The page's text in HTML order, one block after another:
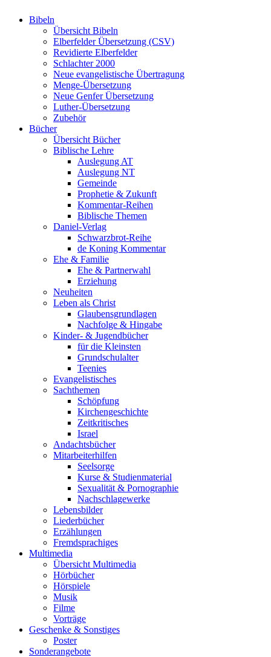
Bibeln
Übersicht Bibeln
Elberfelder Übersetzung (CSV)
Revidierte Elberfelder
Schlachter 2000
Neue evangelistische Übertragung
Menge-Übersetzung
Neue Genfer Übersetzung
Luther-Übersetzung
Zubehör
Bücher
Übersicht Bücher
Biblische Lehre
Auslegung AT
Auslegung NT
Gemeinde
Prophetie & Zukunft
Kommentar-Reihen
Biblische Themen
Daniel-Verlag
Schwarzbrot-Reihe
de Koning Kommentar
Ehe & Familie
Ehe & Partnerwahl
Erziehung
Neuheiten
Leben als Christ
Glaubensgrundlagen
Nachfolge & Hingabe
Kinder- & Jugendbücher
für die Kleinsten
Grundschulalter
Teenies
Evangelistisches
Sachthemen
Schöpfung
Kirchengeschichte
Zeitkritisches
Israel
Andachtsbücher
Mitarbeiterhilfen
Seelsorge
Kurse & Studienmaterial
Sexualität & Pornographie
Nachschlagewerke
Lebensbilder
Liederbücher
Erzählungen
Fremdsprachiges
Multimedia
Übersicht Multimedia
Hörbücher
Hörspiele
Musik
Filme
Vorträge
Geschenke & Sonstiges
Poster
Sonderangebote